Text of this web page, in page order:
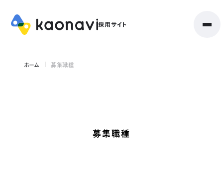
ホーム 募集職種
募集職種